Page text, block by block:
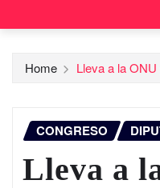
Home Lleva a la
CONGRESO
Lleva a